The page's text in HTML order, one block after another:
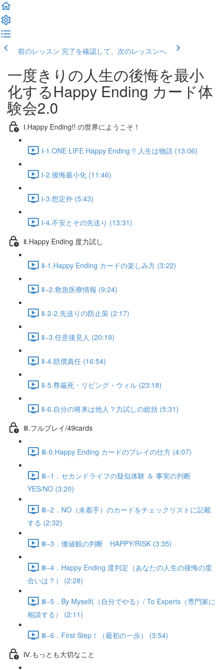
前のレッスン 完了を確認して、次のレッスンへ
一度きりの人生の後悔を最小
化するHappy Ending カード体
験会2.0
Ⅰ.Happy Ending!! の世界にようこそ！
Ⅰ-1.ONE LIFE Happy Ending !! 人生は物語 (13:06)
Ⅰ-2.後悔最小化 (11:46)
Ⅰ-3.想定外 (5:43)
Ⅰ-4.不安とその先送り (13:31)
Ⅱ.Happy Ending 度力試し
Ⅱ-1.Happy Ending カードの楽しみ方 (3:22)
Ⅱ−2.救急医療情報 (9:24)
Ⅱ-2-2.先送りの防止策 (2:17)
Ⅱ−3.任意後見人 (20:19)
Ⅱ-4.賠償責任 (16:54)
Ⅱ-5.尊厳死・リビング・ウィル (23:18)
Ⅱ-6.自分の将来は他人？力試しの総括 (5:31)
Ⅲ.フルプレイ/49cards
Ⅲ-0.Happy Ending カードのプレイの仕方 (4:07)
Ⅲ−1．セカンドライフの疑似体験 ＆ 事実の判断
YES/NO (3:20)
Ⅲ−2．NO（未着手）のカードをチェックリストに記載
する (2:32)
Ⅲ−3．価値観の判断 HAPPY/RISK (3:35)
Ⅲ−4．Happy Ending 度判定（あなたの人生の後悔の度
合いは？） (2:28)
Ⅲ−5．By Myself(（自分でやる）/ To Experts（専門家に
相談する） (2:11)
Ⅲ−6．First Step！（最初の一歩） (3:54)
Ⅳ.もっとも大切なこと